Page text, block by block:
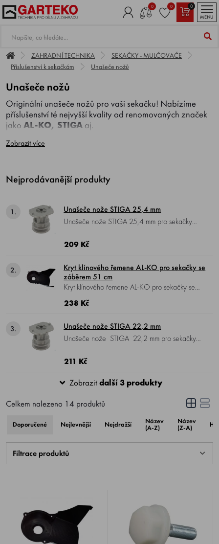
0 0
0
MENU
ZAHRADNÍ TECHNIKA
SEKAČKY - MULČOVAČE
Příslušenství k sekačkám
Unašeče nožů
Unašeče nožů
Originální unašeče nožů pro vaši sekačku! Nabízíme
příslušenství té nejvyšší kvality od renomovaných značek
jako AL-KO, STIGA aj.
Zobrazit více
Nejprodávanější produkty
1.
Unašeče nože STIGA 25,4 mm
Unašeče nože STIGA 25,4 mm pro sekačky
sekačky Stiga, CastelGarden, GGP, Gardol a
122465608/1.
209 Kč
2.
Kryt klínového řemene AL-KO pro sekačky se
záběrem 51 cm
Kryt klínového řemene AL-KO pro sekačky se
záběrem 51 cm, např. 521 VS-H, 520 VS-B,
238 Kč
3.
Unašeče nože STIGA 22,2 mm
Unašeče nože STIGA 22,2 mm pro sekačky
sekačky Stiga, CastelGarden, GGP, Gardol a
122465607/1.
211 Kč
Zobrazitdalší 3 produkty
Celkem nalezeno 14 produktů
Doporučené Nejlevnější Nejdražší
Název
(A-Z)
Název
(Z-A)
Filtrace produktů